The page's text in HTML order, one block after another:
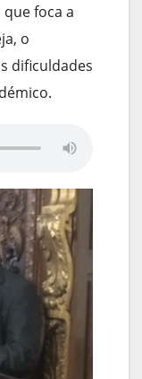
foca a
o
dificuldades